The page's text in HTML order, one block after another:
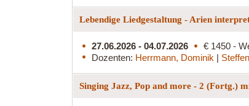
Lebendige Liedgestaltung - Arien
27.06.2026 - 04.07.2026
€ 1450 -
Dozenten: Herrmann, Dominik |
Singing Jazz, Pop and more - 2 (Fortg.)